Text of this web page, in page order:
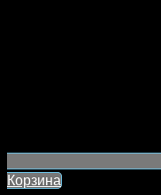
Корзина